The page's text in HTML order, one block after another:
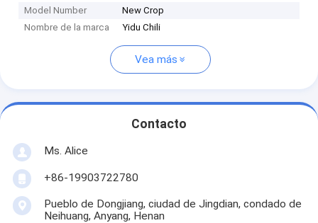
Model Number
New Crop
Nombre de la marca
Yidu Chili
Vea más
Contacto
Ms. Alice
+86-19903722780
Pueblo de Dongjiang, ciudad de Jingdian, condado de
Neihuang, Anyang, Henan